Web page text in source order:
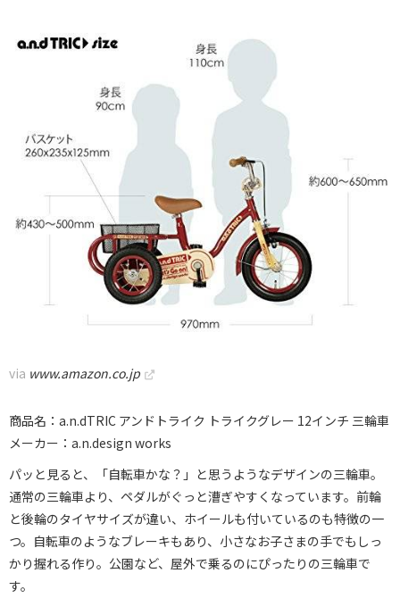
via www.amazon.co.jp
商品名：a.n.dTRIC アンドトライク トライクグレー 12インチ 三輪車
メーカー：a.n.design works
パッと見ると、「自転車かな？」と思うようなデザインの三輪車。
通常の三輪車より、ペダルがぐっと漕ぎやすくなっています。前輪
と後輪のタイヤサイズが違い、ホイールも付いているのも特徴の一
つ。自転車のようなブレーキもあり、小さなお子さまの手でもしっ
かり握れる作り。公園など、屋外で乗るのにぴったりの三輪車で
す。